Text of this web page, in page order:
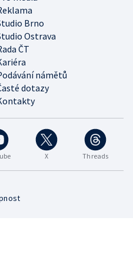
Brno
Ostrava
ČT
námětů
dotazy
X Threads